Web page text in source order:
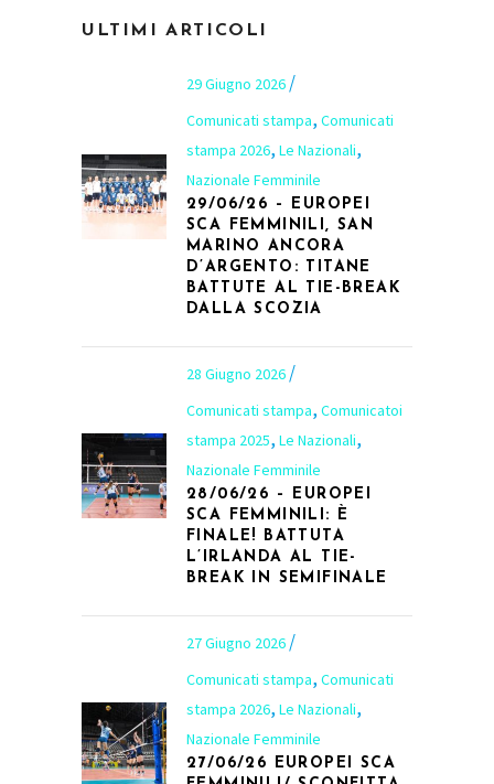
ULTIMI ARTICOLI
29 Giugno 2026
Comunicati stampa, Comunicati
stampa 2026, Le Nazionali,
Nazionale Femminile
29/06/26 – EUROPEI
SCA FEMMINILI, SAN
MARINO ANCORA
D’ARGENTO: TITANE
BATTUTE AL TIE-BREAK
DALLA SCOZIA
28 Giugno 2026
Comunicati stampa, Comunicatoi
stampa 2025, Le Nazionali,
Nazionale Femminile
28/06/26 – EUROPEI
SCA FEMMINILI: È
FINALE! BATTUTA
L’IRLANDA AL TIE-
BREAK IN SEMIFINALE
27 Giugno 2026
Comunicati stampa, Comunicati
stampa 2026, Le Nazionali,
Nazionale Femminile
27/06/26 EUROPEI SCA